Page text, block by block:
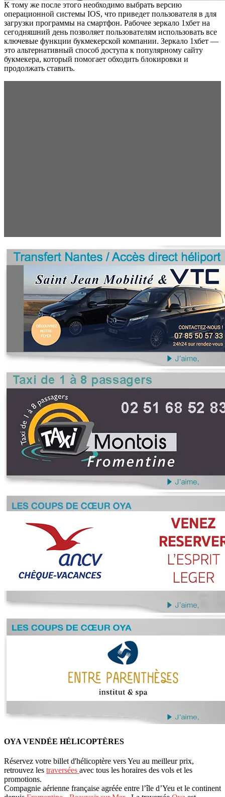
К тому же после этого необходимо выбрать версию
операционной системы IOS, что приведет пользователя в для
загрузки программы на смартфон. Рабочее зеркало 1хбет на
сегодняшний день позволяет пользователям использовать все
ключевые функции букмекерской компании. Зеркало 1хбет —
это альтернативный способ доступа к популярному сайту
букмекера, который помогает обходить блокировки и
продолжать ставить.
OYA VENDÉE HÉLICOPTÈRES
Réservez votre billet d'hélicoptère vers Yeu au meilleur prix,
retrouvez les traversées avec tous les horaires des vols et les
promotions.
Compagnie aérienne française agréée entre l’île d’Yeu et le continent